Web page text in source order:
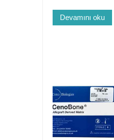
Devamını oku